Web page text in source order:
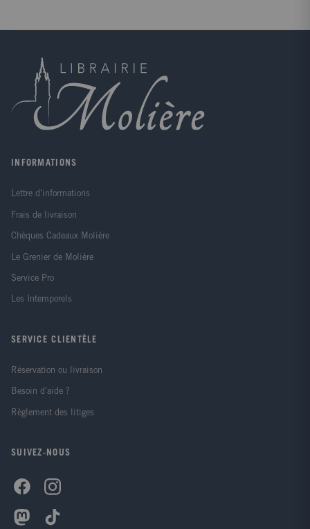
INFORMATIONS
Lettre d'informations
Frais de livraison
Chèques Cadeaux Molière
Le Grenier de Molière
Service Pro
Les Intemporels
SERVICE CLIENTÈLE
Réservation ou livraison
Besoin d'aide ?
Règlement des litiges
SUIVEZ-NOUS